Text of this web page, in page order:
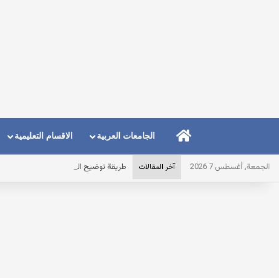
الرئيسيةالجامعات العربية الاقسام التعليمية
الجمعة, أغسطس 7 2026 آخر المقالات طريقة توضيح المايك عند استخدام